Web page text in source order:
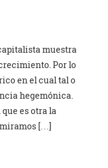
muestra
Por lo
en el cual tal o
hegemónica.
es otra la
[…]